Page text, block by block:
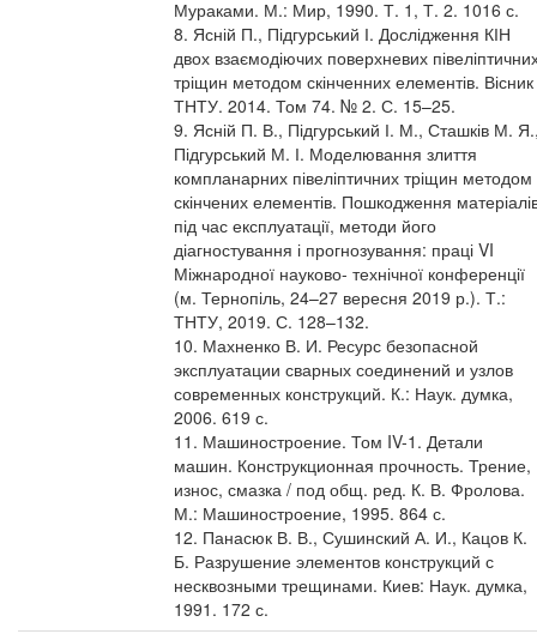
Мураками. М.: Мир, 1990. Т. 1, Т. 2. 1016 с.
8. Ясній П., Підгурський І. Дослідження КІН
двох взаємодіючих поверхневих
тріщин методом скінченних елементів. Вісник
ТНТУ. 2014. Том 74. № 2. С. 15–25.
9. Ясній П. В., Підгурський І. М., Сташків М.
Підгурський М. І. Моделювання злиття
компланарних півеліптичних тріщин методом
скінчених елементів. Пошкодження
під час експлуатації, методи його
діагностування і прогнозування: праці VI
Міжнародної науково- технічної конференції
(м. Тернопіль, 24–27 вересня 2019 р.). Т.:
ТНТУ, 2019. С. 128–132.
10. Махненко В. И. Ресурс безопасной
эксплуатации сварных соединений и узлов
современных конструкций. К.: Наук. думка,
2006. 619 с.
11. Машиностроение. Том IV-1. Детали
машин. Конструкционная прочность. Трение,
износ, смазка / под общ. ред. К. В. Фролова.
М.: Машиностроение, 1995. 864 с.
12. Панасюк В. В., Сушинский А. И., Кацов К.
Б. Разрушение элементов конструкций с
несквозными трещинами. Киев: Наук. думка,
1991. 172 с.